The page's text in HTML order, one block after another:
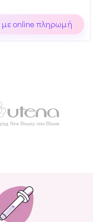
με online πληρωμή